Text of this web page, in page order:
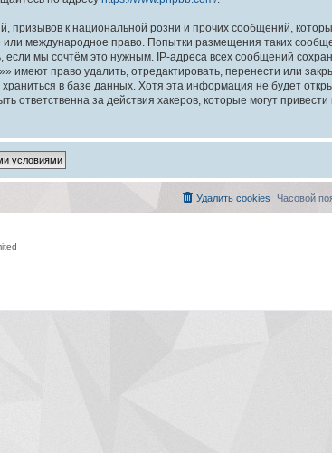
призывов к национальной розни и прочих сообщений,
международное право. Попытки размещения таких
мы сочтём это нужным. IP-адреса всех сообщений
право удалить, отредактировать, перенести или
в базе данных. Хотя эта информация не будет
за действия хакеров, которые могут привести
Часовой
Удалить cookies